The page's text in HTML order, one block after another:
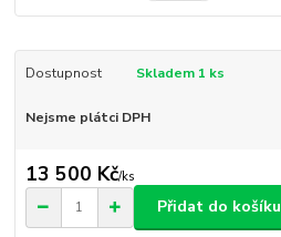
Dostupnost Skladem 1 ks
Nejsme plátci DPH
13 500 Kč/ks
Přidat do košíku